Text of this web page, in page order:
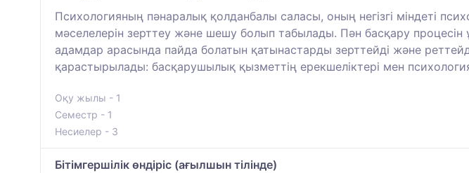
Психологияның пәнаралық қолданбалы саласы, оның негізгі міндеті
мәселелерін зерттеу және шешу болып табылады. Пән басқару
адамдар арасында пайда болатын қатынастарды зерттейді және
қарастырылады: басқарушылық қызметтің ерекшеліктері мен
Оқу жылы - 1
Семестр - 1
Несиелер - 3
Бітімгершілік өндіріс (ағылшын тілінде)